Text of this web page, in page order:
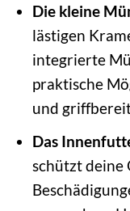
Die kleine
lästigen
integrierte
praktische
und
Das
schützt deine